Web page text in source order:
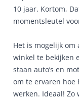
10 jaar. Kortom,
momentsleutel
Het is mogelijk
winkel te bekijken
staan auto’s en
om te ervaren hoe
werken. Ideaal! Zo